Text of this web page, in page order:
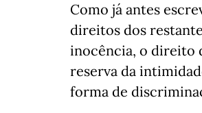
Como já antes
direitos dos
inocência, o direito
reserva da
forma de